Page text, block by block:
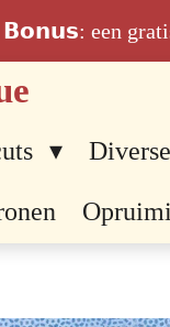
𝗕𝗼𝗻𝘂𝘀: een